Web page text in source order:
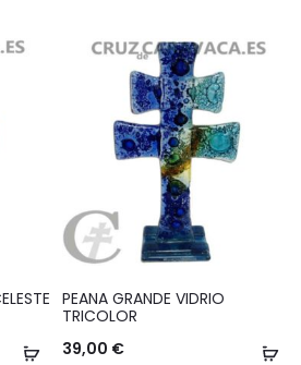
carrito
Añadir
PEANA GRANDE VIDRIO
TRICOLOR
39,00 €